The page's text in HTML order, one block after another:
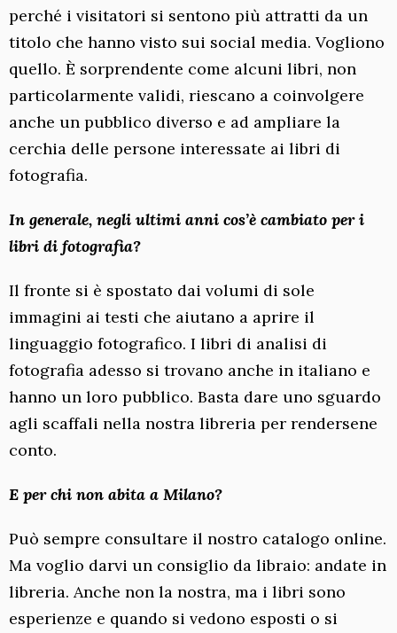
perché i visitatori si sentono più attratti da un
titolo che hanno visto sui social media. Vogliono
quello. È sorprendente come alcuni libri, non
particolarmente validi, riescano a coinvolgere
anche un pubblico diverso e ad ampliare la
cerchia delle persone interessate ai libri di
fotografia.
In generale, negli ultimi anni cos’è cambiato per i
libri di fotografia?
Il fronte si è spostato dai volumi di sole
immagini ai testi che aiutano a aprire il
linguaggio fotografico. I libri di analisi di
fotografia adesso si trovano anche in italiano e
hanno un loro pubblico. Basta dare uno sguardo
agli scaffali nella nostra libreria per rendersene
conto.
E per chi non abita a Milano?
Può sempre consultare il nostro catalogo online.
Ma voglio darvi un consiglio da libraio: andate in
libreria. Anche non la nostra, ma i libri sono
esperienze e quando si vedono esposti o si